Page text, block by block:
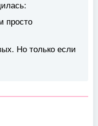
просто
Но только если